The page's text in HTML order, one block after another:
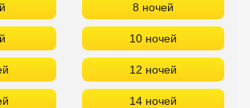
8 ночей
10 ночей
12 ночей
14 ночей